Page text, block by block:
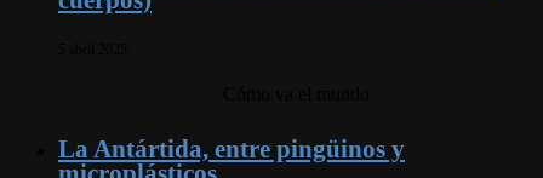
La Antártida, entre pingüinos y